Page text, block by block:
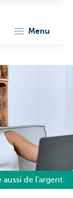
menu
de l'argent.